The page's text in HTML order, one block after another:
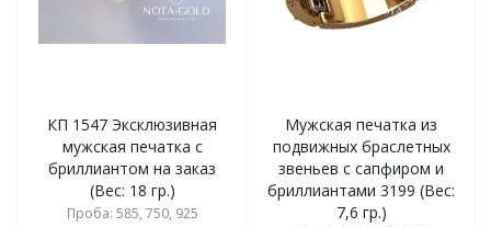
КП 1547 Эксклюзивная
мужская печатка с
бриллиантом на заказ
(Вес: 18 гр.)
Проба: 585, 750, 925
Мужская печатка из
подвижных браслетных
звеньев с сапфиром и
бриллиантами 3199 (Вес:
7,6 гр.)